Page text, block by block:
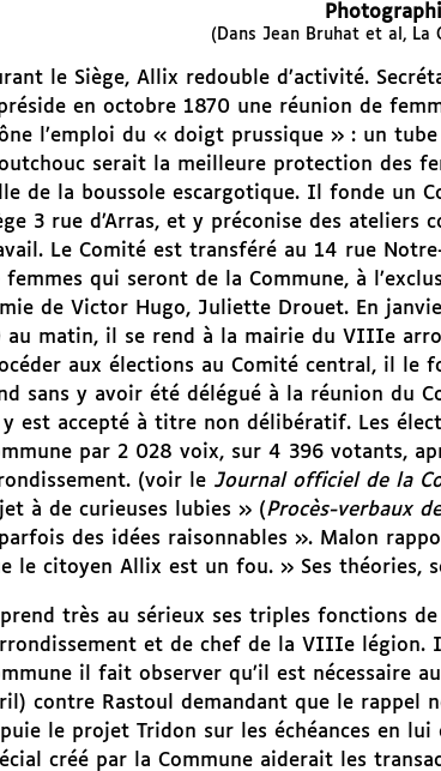
(Dans Jean Bruhat et al, La
le Siège, Allix redouble d’activité.
en octobre 1870 une réunion de
l’emploi du « doigt prussique » : un
serait la meilleure protection des
de la boussole escargotique. Il fonde un
3 rue d’Arras, et y préconise des
Le Comité est transféré au 14 rue
femmes qui seront de la Commune, à
de Victor Hugo, Juliette Drouet. En
au matin, il se rend à la mairie du VIIIe
aux élections au Comité central, il le
sans y avoir été délégué à la réunion du
est accepté à titre non délibératif. Les
par 2 028 voix, sur 4 396 votants,
(voir le Journal officiel de la
à de curieuses lubies » (Procès-verbaux
des idées raisonnables ». Malon
le citoyen Allix est un fou. » Ses
très au sérieux ses triples fonctions
et de chef de la VIIIe légion.
il fait observer qu’il est nécessaire
contre Rastoul demandant que le rappel
le projet Tridon sur les échéances en
créé par la Commune aiderait les